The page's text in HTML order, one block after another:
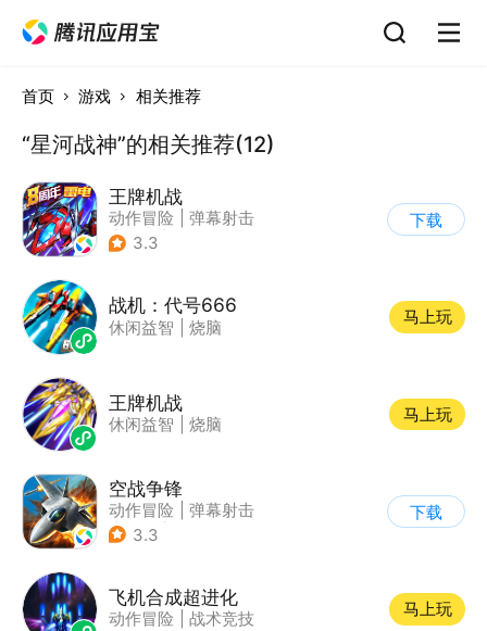
首页 游戏 相关推荐
“星河战神”的相关推荐(12)
王牌机战
动作冒险
弹幕射击
| 空战
3.3
下载
战机：代号666
休闲益智 烧脑
马上玩
王牌机战
休闲益智 烧脑
马上玩
空战争锋
动作冒险
弹幕射击
| 空战
3.3
下载
飞机合成超进化
动作冒险 战术竞技
马上玩